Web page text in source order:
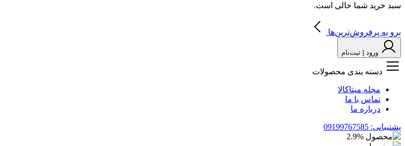
سبد خرید شما خالی است.
برو به پرفروش‌ترین‌ها
ورود | ثبت‌نام
دسته بندی محصولات
مجله میتاکالا
تماس با ما
درباره ما
پشتیبانی: 09199767585
2.9%